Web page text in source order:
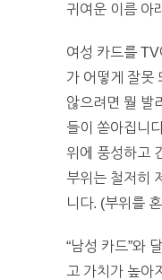
귀여운 이름 아
여성 카드를 TV
가 어떻게 잘못
않으려면 뭘 발
들이 쏟아집니
위에 풍성하고
부위는 철저히
니다. (부위를
“남성 카드”와
고 가치가 높아